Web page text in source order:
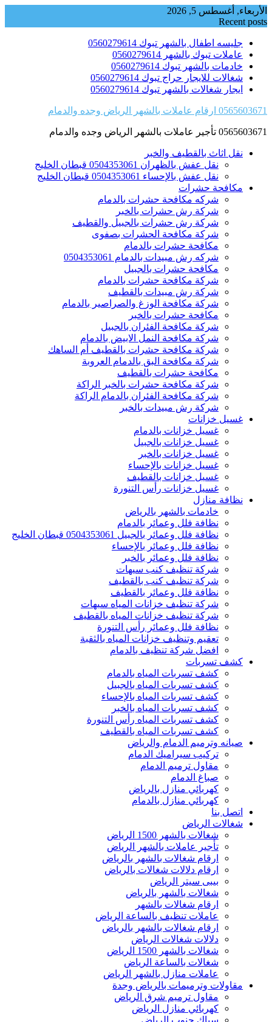
Skip
to
الأربعاء, أغسطس 5, 2026
Recent posts
جليسه اطفال بالشهر تبوك 0560279614
عاملات تبوك بالشهر 0560279614
خادمات بالشهر تبوك 0560279614
شغالات للايجار حراج تبوك 0560279614
ايجار شغالات بالشهر تبوك 0560279614
0565603671 ارقام عاملات بالشهر الرياض وجده والدمام
0565603671 تأجير عاملات بالشهر الرياض وجده والدمام
نقل اثاث بالقطيف والخبر
نقل عفش بالظهران 0504353061 قبطان الخليج
نقل عفش بالإحساء 0504353061 قبطان الخليج
مكافحة حشرات
شركه مكافحة حشرات بالدمام
شركة رش حشرات بالخبر
شركة رش حشرات بالجبيل والقطيف
شركة مكافحة الحشرات بصفوى
مكافحة حشرات بالدمام
شركه رش مبيدات بالدمام 0504353061
مكافحة حشرات بالجبيل
شركة مكافحة حشرات بالدمام
شركة رش مبيدات بالقطيف
شركة مكافحة الوزغ والصراصير بالدمام
مكافحة حشرات بالخبر
شركة مكافحة الفئران بالجبيل
شركة مكافحة النمل الابيض بالدمام
شركة مكافحة حشرات بالقطيف أم الساهك
شركة مكافحة البق بالدمام العروبة
مكافحة حشرات بالقطيف
شركة مكافحة حشرات بالخبر الراكة
شركة مكافحة الفئران بالدمام الراكة
شركة رش مبيدات بالخبر
غسيل خزانات
غسيل خزانات بالدمام
غسيل خزانات بالجبيل
غسيل خزانات بالخبر
غسيل خزانات بالإحساء
غسيل خزانات بالقطيف
غسيل خزانات رأس التنورة
نظافة منازل
خادمات بالشهر بالرياض
نظافة فلل وعمائر بالدمام
نظافة فلل وعمائر بالجبيل 0504353061 قبطان الخليج
نظافة فلل وعمائر بالإحساء
نظافة فلل وعمائر بالخبر
شركة تنظيف كنب سيهات
شركة تنظيف كنب بالقطيف
نظافة فلل وعمائر بالقطيف
شركة تنظيف خزانات المياه سيهات
شركة تنظيف خزانات المياه بالقطيف
نظافة فلل وعمائر رأس التنورة
تعقيم وتنظيف خزانات المياه بالثقبة
افضل شركة تنظيف بالدمام
كشف تسربات
كشف تسربات المياه بالدمام
كشف تسربات المياه بالجبيل
كشف تسربات المياه بالإحساء
كشف تسربات المياه بالخبر
كشف تسربات المياه رأس التنورة
كشف تسربات المياه بالقطيف
صيانه وترميم الدمام والرياض
تركيب سيراميك الدمام
مقاول ترميم الدمام
صباغ الدمام
كهربائي منازل بالرياض
كهربائي منازل بالدمام
اتصل بنا
شغالات الرياض
شغالات بالشهر 1500 الرياض
تأجير عاملات بالشهر الرياض
ارقام شغالات بالشهر بالرياض
ارقام دلالات شغالات بالرياض
بيبى سيتر الرياض
شغالات بالشهر بالرياض
ارقام شغالات بالشهر
عاملات تنظيف بالساعة الرياض
ارقام شغالات بالشهر بالرياض
دلالات شغالات الرياض
شغالات بالشهر 1500 الرياض
شغالات بالساعة الرياض
عاملات منازل بالشهر الرياض
مقاولات وترميمات بالرياض وجدة
مقاول ترميم شرق الرياض
كهربائي منازل الرياض
سباك جنوب الرياض